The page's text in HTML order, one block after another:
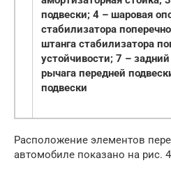
подвески; 4 – шаровая
стабилизатора
штанга стабилизатора
устойчивости; 7 –
рычага передней
подвески
Расположение элементов
автомобиле показано на рис.